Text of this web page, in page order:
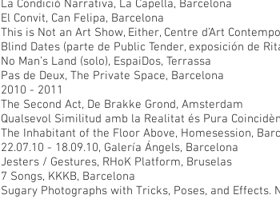
La Condició Narrativa, La Capella, Barcelona
El Convit, Can Felipa, Barcelona
This is Not an Art Show, Either, Centre d’Art
Blind Dates (parte de Public Tender, exposición de
No Man’s Land (solo), EspaiDos, Terrassa
Pas de Deux, The Private Space, Barcelona
2010 - 2011
The Second Act, De Brakke Grond, Amsterdam
Qualsevol Similitud amb la Realitat és Pura
The Inhabitant of the Floor Above, Homesession,
22.07.10 - 18.09.10, Galería Ángels, Barcelona
Jesters / Gestures, RHoK Platform, Bruselas
7 Songs, KKKB, Barcelona
Sugary Photographs with Tricks, Poses, and Effects.